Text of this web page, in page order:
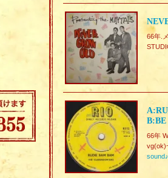
66年.
B:BE
66年
sound♪